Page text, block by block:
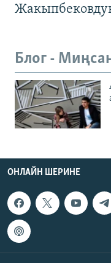
Блог -
ОНЛАЙН ШЕРИНЕ